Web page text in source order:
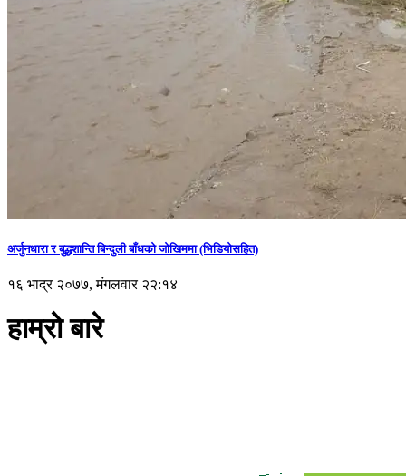
अर्जुनधारा र बुद्धशान्ति बिन्दुली बाँधको जोखिममा (भिडियाेसहित)
१६ भाद्र २०७७, मंगलवार २२:१४
हाम्रो बारे